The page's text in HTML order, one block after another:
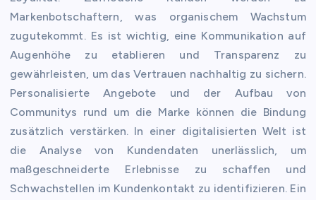
Markenbotschaftern, was organischem Wachstum
zugutekommt. Es ist wichtig, eine Kommunikation auf
Augenhöhe zu etablieren und Transparenz zu
gewährleisten, um das Vertrauen nachhaltig zu sichern.
Personalisierte Angebote und der Aufbau von
Communitys rund um die Marke können die Bindung
zusätzlich verstärken. In einer digitalisierten Welt ist
die Analyse von Kundendaten unerlässlich, um
maßgeschneiderte Erlebnisse zu schaffen und
Schwachstellen im Kundenkontakt zu identifizieren. Ein